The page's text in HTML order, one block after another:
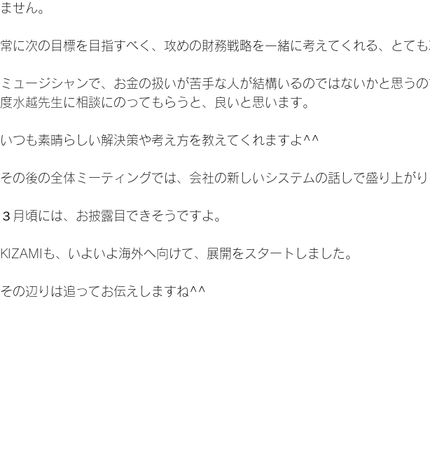
ません。
常に次の目標を目指すべく、攻めの財務戦略を一緒に考えてくれる、とても
ミュージシャンで、お金の扱いが苦手な人が結構いるのではないかと思う
度水越先生 に相談にのってもらうと、良いと思います。
いつも素晴らしい解決策や考え方を教えてくれますよ^^
その後の全体ミーティングでは、会社の新しいシステムの話しで盛り上が
３月頃には、お披露目できそうですよ。
KIZAMI も、いよいよ海外へ向けて、展開をスタートしました。
その辺りは追ってお伝えしますね^^